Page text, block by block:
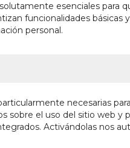
esenciales
funcionalidades
personal.
necesarias
sobre el uso del sitio web y
Activándolas nos